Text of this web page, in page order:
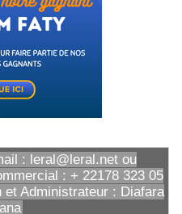
: leral@leral.net ou
: + 22178 323 05
Administrateur : Diafara